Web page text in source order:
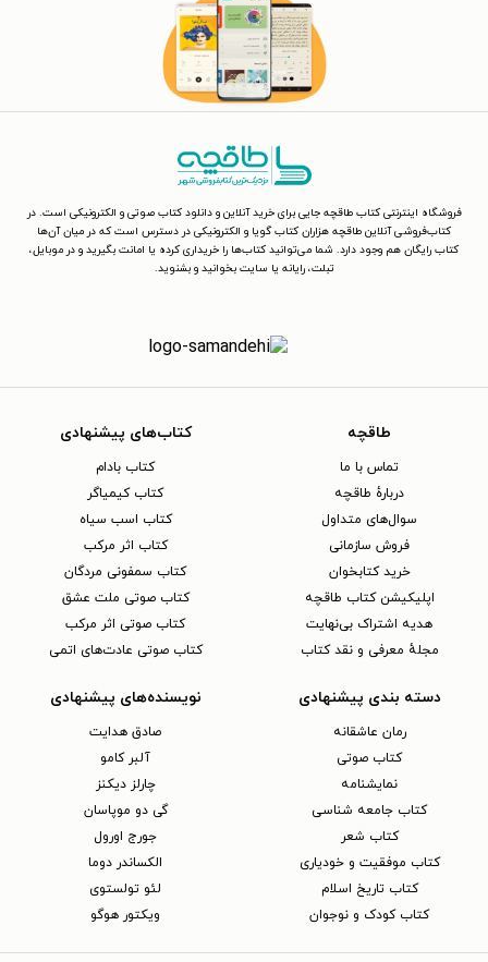
فروشگاه اینترنتی کتاب طاقچه جایی برای خرید آنلاین و دانلود کتاب صوتی و الکترونیکی است. در
کتاب‌فروشی آنلاین طاقچه هزاران کتاب گویا و الکترونیکی در دسترس است که در میان آن‌ها
کتاب رایگان هم وجود دارد. شما می‌توانید کتاب‌ها را خریداری کرده یا امانت بگیرید و در موبایل،
تبلت، رایانه یا سایت بخوانید و بشنوید.
طاقچه
تماس با ما
دربارهٔ طاقچه
سوال‌های متداول
فروش سازمانی
خرید کتابخوان
اپلیکیشن کتاب طاقچه
هدیه اشتراک بی‌نهایت
مجلهٔ معرفی و نقد کتاب
کتاب‌های پیشنهادی
کتاب بادام
کتاب کیمیاگر
کتاب اسب سیاه
کتاب اثر مرکب
کتاب سمفونی مردگان
کتاب صوتی ملت عشق
کتاب صوتی اثر مرکب
کتاب صوتی عادت‌های اتمی
دسته بندی پیشنهادی
رمان عاشقانه
کتاب‌ صوتی
نمایشنامه
کتاب جامعه شناسی
کتاب شعر
کتاب موفقیت و خودیاری
کتاب تاریخ اسلام
کتاب کودک و نوجوان
نویسنده‌های پیشنهادی
صادق هدایت
آلبر کامو
چارلز دیکنز
گی دو موپاسان
جورج اورول
الکساندر دوما
لئو تولستوی
ویکتور هوگو